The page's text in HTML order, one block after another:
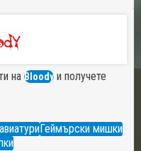
на Bloody и получете
Геймърски мишки